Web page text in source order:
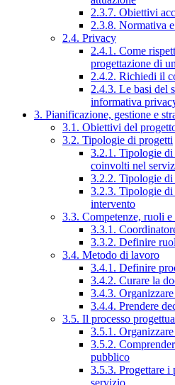
2.3.7. Obiettivi
2.3.8. Normativa
2.4. Privacy
2.4.1. Come
progettazione di
2.4.2. Richiedi il
2.4.3. Le basi del
informativa
3. Pianificazione, gestione e
3.1. Obiettivi del
3.2. Tipologie di progetti
3.2.1. Tipologie di
coinvolti nel
3.2.2. Tipologie di
3.2.3. Tipologie di
intervento
3.3. Competenze, ruoli
3.3.1.
3.3.2. Definire
3.4. Metodo di lavoro
3.4.1. Definire
3.4.2. Curare la
3.4.3.
3.4.4. Prendere
3.5. Il processo
3.5.1.
3.5.2.
pubblico
3.5.3. Progettare i
servizio